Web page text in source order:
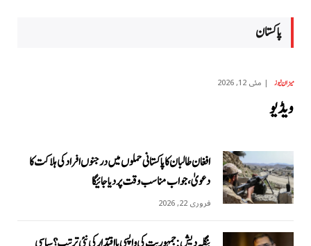
پاکستان
میزان نیوز مئی 12, 2026
ویڈیو
افغان طالبان کا پاکستانی حملوں میں درجنوں افراد کی ہلاکت کا
دعویٰ، جواب مناسب وقت پر دیا جائیگا
فروری 22, 2026